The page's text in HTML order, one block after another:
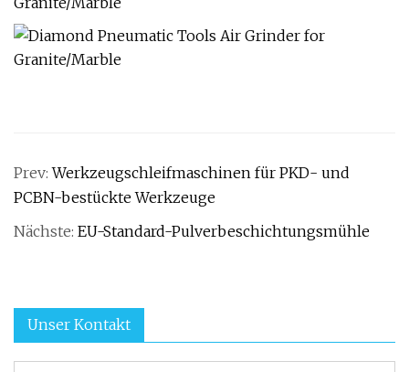
Prev:Werkzeugschleifmaschinen für PKD- und
PCBN-bestückte Werkzeuge
Nächste: EU-Standard-Pulverbeschichtungsmühle
Unser Kontakt